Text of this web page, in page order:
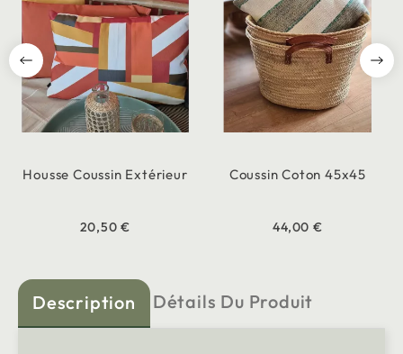
Housse Coussin Extérieur
20,50 €
Coussin Coton 45x45
44,00 €
Description Détails Du Produit